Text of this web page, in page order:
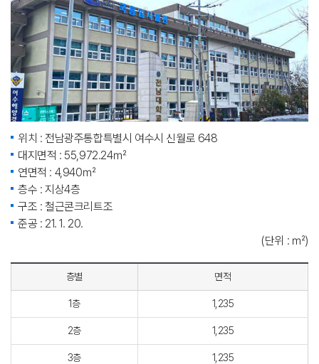
위치 : 전남광주통합특별시 여수시 신월로 648
대지면적 : 55,972.24㎡
연면적 : 4,940㎡
층수 : 지상4층
구조 : 철근콘크리트조
준공 : 21. 1. 20.
(단위 : ㎡)
층별 면적
1층 1,235
2층 1,235
3층 1,235